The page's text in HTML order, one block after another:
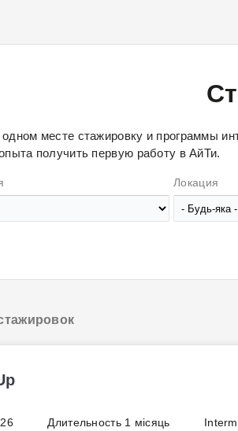
месте стажировку и программы
получить первую работу в АйТи.
Локация
Длительность 1 місяць